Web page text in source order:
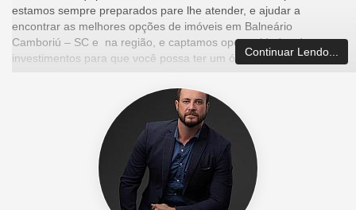
estamos sempre preparados pare lhe atender, e ajudar a
encontrar as melhores opções de imóveis em Balneário
Camboriú – SC e na região, e captamos oportunidades de
investimentos para que você possa ter um ótimo investimento
Imóvel disponível para visitação.
Agende uma visita agora mesmo e venha conhecer este lindo
Os valores estão sujeitos a alteração sem aviso prévio.
Características do Imóvel
Continuar Lendo...